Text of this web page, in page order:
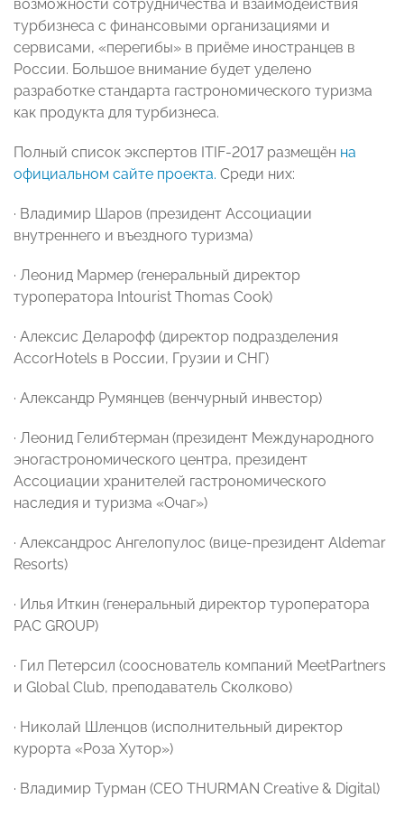
возможности сотрудничества и взаимодействия
турбизнеса с финансовыми организациями и
сервисами, «перегибы» в приёме иностранцев в
России. Большое внимание будет уделено
разработке стандарта гастрономического туризма
как продукта для турбизнеса.
Полный список экспертов ITIF-2017 размещён на
официальном сайте проекта. Среди них:
· Владимир Шаров (президент Ассоциации
внутреннего и въездного туризма)
· Леонид Мармер (генеральный директор
туроператора Intourist Thomas Cook)
· Алексис Деларофф (директор подразделения
AccorHotels в России, Грузии и СНГ)
· Александр Румянцев (венчурный инвестор)
· Леонид Гелибтерман (президент Международного
эногастрономического центра, президент
Ассоциации хранителей гастрономического
наследия и туризма «Очаг»)
· Александрос Ангелопулос (вице-президент Aldemar
Resorts)
· Илья Иткин (генеральный директор туроператора
PAC GROUP)
· Гил Петерсил (сооснователь компаний MeetPartners
и Global Club, преподаватель Сколково)
· Николай Шленцов (исполнительный директор
курорта «Роза Хутор»)
· Владимир Турман (CEO THURMAN Creative & Digital)